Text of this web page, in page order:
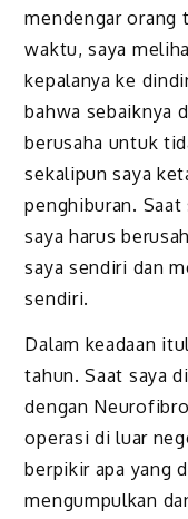
mendengar orang
waktu, saya
kepalanya ke
bahwa sebaiknya
berusaha untuk
sekalipun saya
penghiburan.
saya harus
saya sendiri dan
sendiri.
Dalam keadaan
tahun. Saat saya
dengan
operasi di luar
berpikir apa yang
mengumpulkan